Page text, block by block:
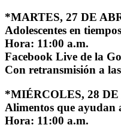
*MARTES, 27 DE
Adolescentes en
Hora: 11:00 a.m.
Facebook Live de la
Con retransmisión a
*MIÉRCOLES, 28
Alimentos que ayudan
Hora: 11:00 a.m.